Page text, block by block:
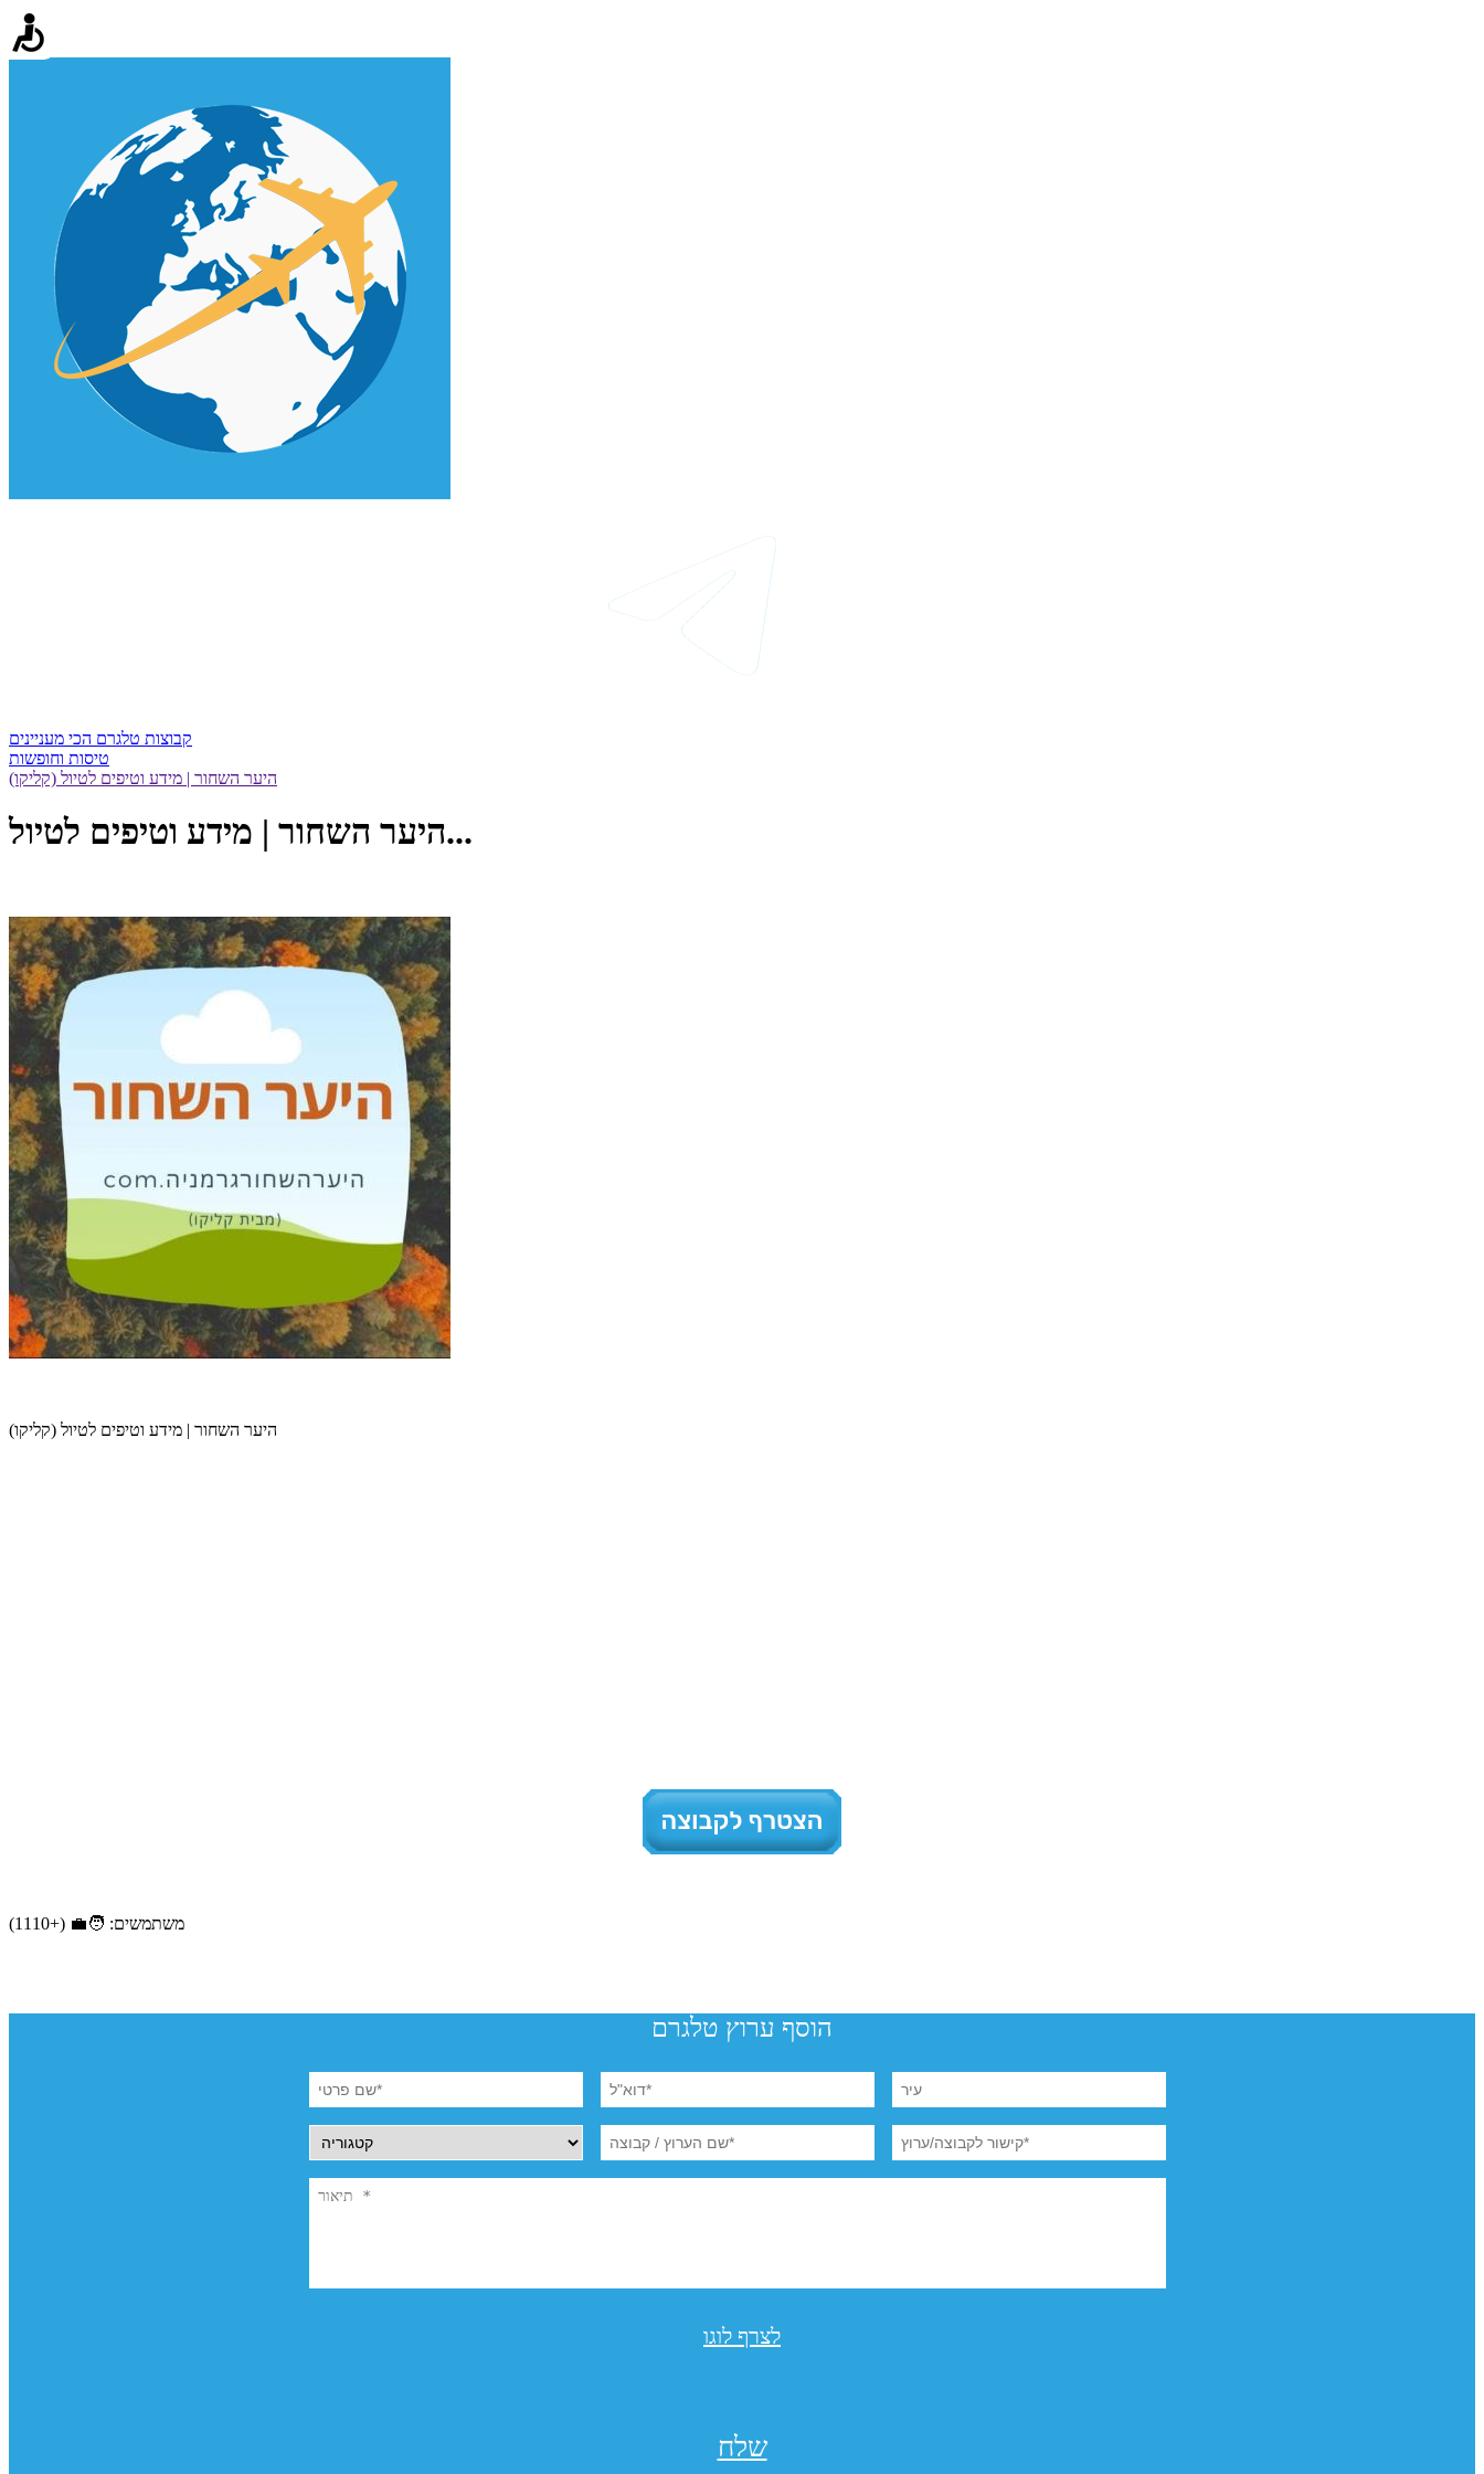
קבוצות טלגרם הכי מעניינים
טיסות וחופשות
היער השחור | מידע וטיפים לטיול (קליקו)
היער השחור | מידע וטיפים לטיול...
היער השחור | מידע וטיפים לטיול (קליקו)
משתמשים: 🧑‍💼 (+1110)
הוסף ערוץ טלגרם
לצרף לוגו
שלח